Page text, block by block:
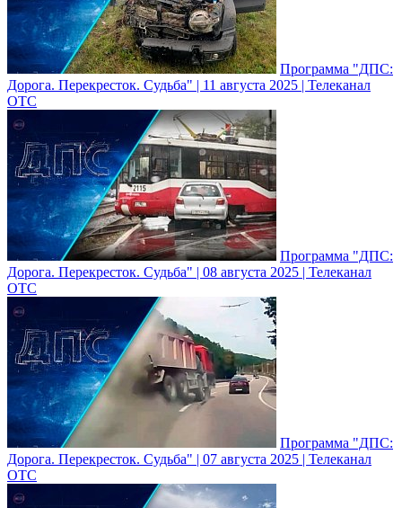
Программа "ДПС:
Дорога. Перекресток. Судьба" | 11 августа 2025 | Телеканал
ОТС
Программа "ДПС:
Дорога. Перекресток. Судьба" | 08 августа 2025 | Телеканал
ОТС
Программа "ДПС:
Дорога. Перекресток. Судьба" | 07 августа 2025 | Телеканал
ОТС